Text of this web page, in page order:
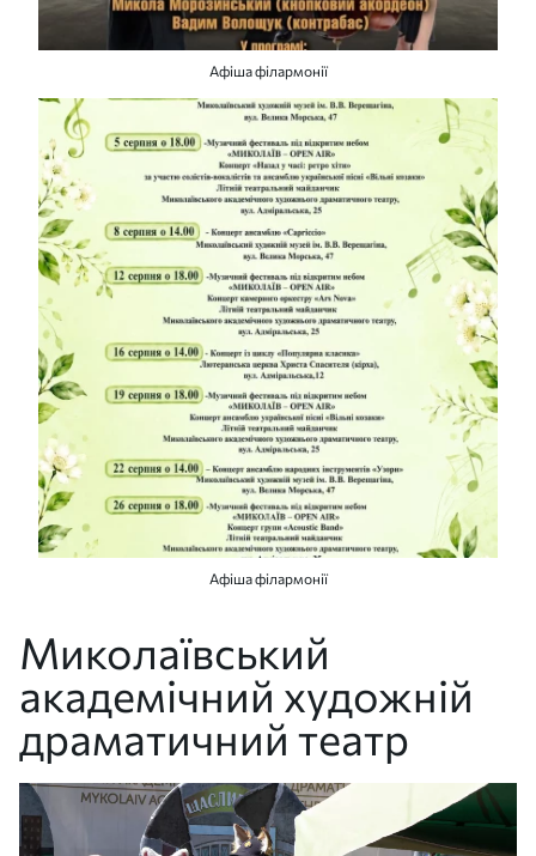
Афіша філармонії
Афіша філармонії
Миколаївський
академічний художній
драматичний театр